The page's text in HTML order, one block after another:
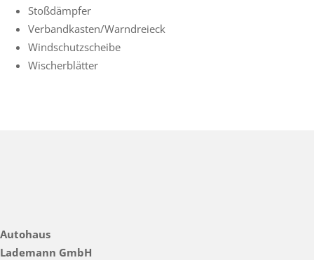
Stoßdämpfer
Verbandkasten/Warndreieck
Windschutzscheibe
Wischerblätter
Autohaus
Lademann GmbH